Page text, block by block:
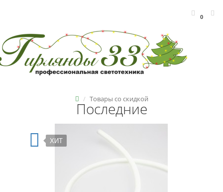
0
Товары со скидкой
Последние
ХИТ